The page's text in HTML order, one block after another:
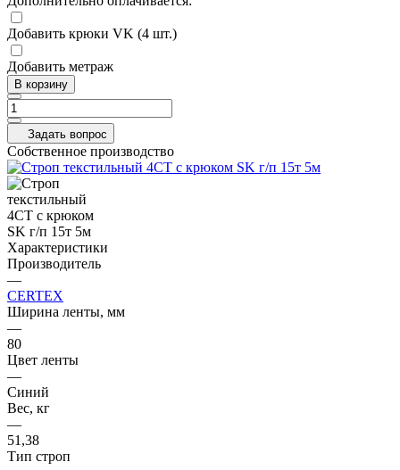
Добавить крюки VK (4 шт.)
Добавить метраж
В корзину
Задать вопрос
Собственное производство
Характеристики
Производитель
—
CERTEX
Ширина ленты, мм
—
80
Цвет ленты
—
Синий
Вес, кг
—
51,38
Тип строп